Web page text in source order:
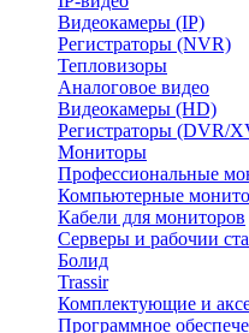
Видеокамеры (IP)
Регистраторы (NVR)
Тепловизоры
Аналоговое видео
Видеокамеры (HD)
Регистраторы (DVR/
Мониторы
Профессиональные
Компьютерные
Кабели для мониторов
Серверы и рабочии
Болид
Trassir
Комплектующие и
Программное